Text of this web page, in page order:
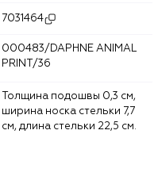
7031464
000483/DAPHNE ANIMAL
PRINT/36
ширина носка стельки 7,7
см, длина стельки 22,5 см.